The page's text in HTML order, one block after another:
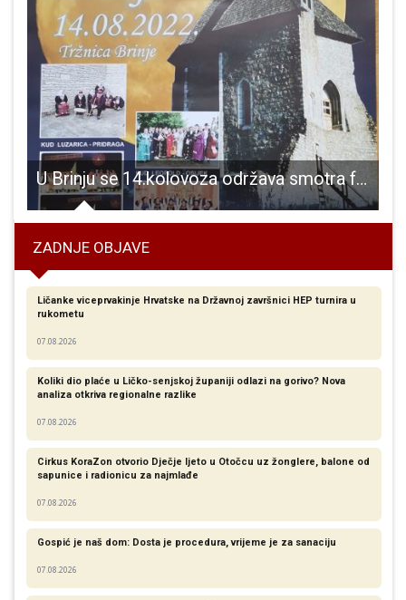
U Brinju se 14.kolovoza održava smotra folklora
ZADNJE OBJAVE
Ličanke viceprvakinje Hrvatske na Državnoj završnici HEP turnira u
rukometu
07.08.2026
Koliki dio plaće u Ličko-senjskoj županiji odlazi na gorivo? Nova
analiza otkriva regionalne razlike​
07.08.2026
Cirkus KoraZon otvorio Dječje ljeto u Otočcu uz žonglere, balone od
sapunice i radionicu za najmlađe
07.08.2026
Gospić je naš dom: Dosta je procedura, vrijeme je za sanaciju
07.08.2026